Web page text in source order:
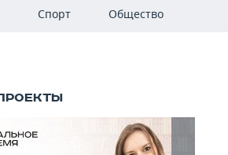
Спорт Общество